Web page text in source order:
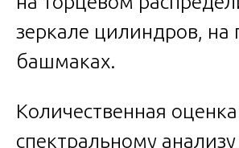
зеркале цилиндров, на
башмаках.
Количественная
спектральному